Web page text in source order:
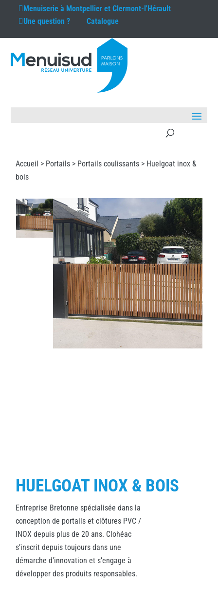
Menuiserie à Montpellier et Clermont-l'Hérault
Une question ?
Catalogue
Accueil > Portails > Portails coulissants > Huelgoat inox &
bois
HUELGOAT INOX & BOIS
Entreprise Bretonne spécialisée dans la
conception de portails et clôtures PVC /
INOX depuis plus de 20 ans. Clohéac
s’inscrit depuis toujours dans une
démarche d’innovation et s’engage à
développer des produits responsables.